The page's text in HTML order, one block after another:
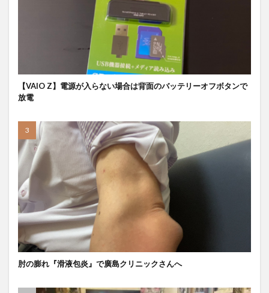
【VAIO Z】電源が入らない場合は背面のバッテリーオフボタンで
放電
肘の膨れ『滑液包炎』で廣島クリニックさんへ